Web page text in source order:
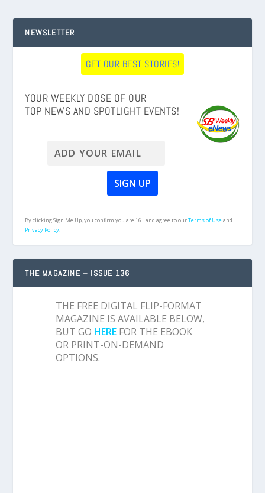
NEWSLETTER
GET OUR BEST STORIES!
YOUR WEEKLY DOSE OF OUR
TOP NEWS AND SPOTLIGHT EVENTS!
By clicking Sign Me Up, you confirm you are 16+ and agree to ourTerms of Useand
Privacy Policy.
THE MAGAZINE – ISSUE 136
THE FREE DIGITAL FLIP-FORMAT
MAGAZINE IS AVAILABLE BELOW,
BUT GO HERE FOR THE EBOOK
OR PRINT-ON-DEMAND
OPTIONS.